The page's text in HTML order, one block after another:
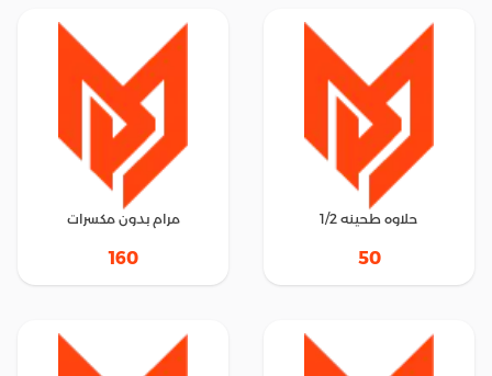
حلاوه طحينه 1/2
50
مرام بدون مكسرات
160